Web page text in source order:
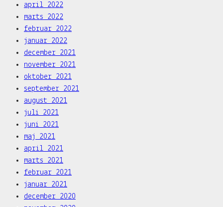
april 2022
marts 2022
februar 2022
januar 2022
december 2021
november 2021
oktober 2021
september 2021
august 2021
juli 2021
juni 2021
maj 2021
april 2021
marts 2021
februar 2021
januar 2021
december 2020